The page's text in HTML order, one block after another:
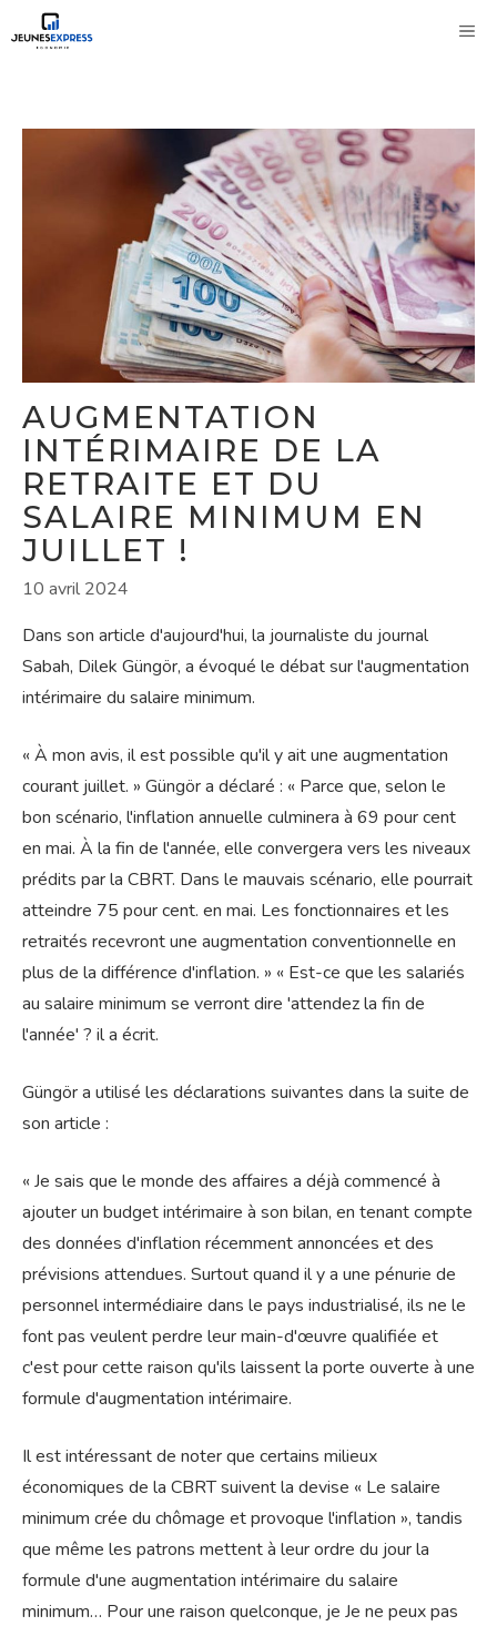
au
AUGMENTATION
INTÉRIMAIRE DE LA
RETRAITE ET DU
SALAIRE MINIMUM EN
JUILLET !
10 avril 2024
Dans son article d'aujourd'hui, la journaliste du journal
Sabah, Dilek Güngör, a évoqué le débat sur l'augmentation
intérimaire du salaire minimum.
« À mon avis, il est possible qu'il y ait une augmentation
courant juillet. » Güngör a déclaré : « Parce que, selon le
bon scénario, l'inflation annuelle culminera à 69 pour cent
en mai. À la fin de l'année, elle convergera vers les niveaux
prédits par la CBRT. Dans le mauvais scénario, elle pourrait
atteindre 75 pour cent. en mai. Les fonctionnaires et les
retraités recevront une augmentation conventionnelle en
plus de la différence d'inflation. » « Est-ce que les salariés
au salaire minimum se verront dire 'attendez la fin de
l'année' ? il a écrit.
Güngör a utilisé les déclarations suivantes dans la suite de
son article :
« Je sais que le monde des affaires a déjà commencé à
ajouter un budget intérimaire à son bilan, en tenant compte
des données d'inflation récemment annoncées et des
prévisions attendues. Surtout quand il y a une pénurie de
personnel intermédiaire dans le pays industrialisé, ils ne le
font pas veulent perdre leur main-d'œuvre qualifiée et
c'est pour cette raison qu'ils laissent la porte ouverte à une
formule d'augmentation intérimaire.
Il est intéressant de noter que certains milieux
économiques de la CBRT suivent la devise « Le salaire
minimum crée du chômage et provoque l'inflation », tandis
que même les patrons mettent à leur ordre du jour la
formule d'une augmentation intérimaire du salaire
minimum… Pour une raison quelconque, je Je ne peux pas